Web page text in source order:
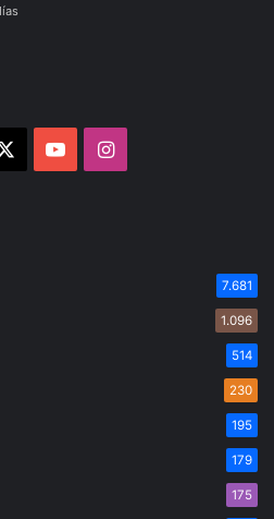
YouTubeInstagram
7.681
1.096
514
230
195
179
175